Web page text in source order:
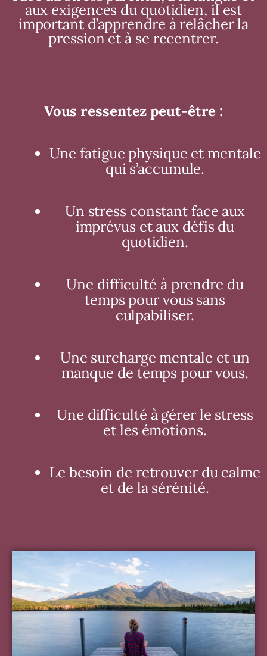
aux exigences du quotidien, il est
important d’apprendre à relâcher la
pression et à se recentrer.
Vous ressentez peut-être :
Une fatigue physique et mentale
qui s’accumule.
Un stress constant face aux
imprévus et aux défis du
quotidien.
Une difficulté à prendre du
temps pour vous sans
culpabiliser.
Une surcharge mentale et un
manque de temps pour vous.
Une difficulté à gérer le stress
et les émotions.
Le besoin de retrouver du calme
et de la sérénité.